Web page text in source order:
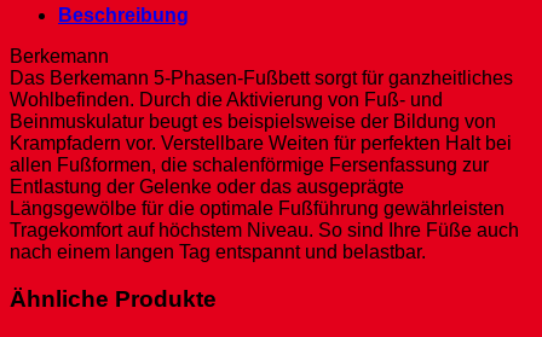
Beschreibung
Berkemann
Das Berkemann 5-Phasen-Fußbett sorgt für ganzheitliches
Wohlbefinden. Durch die Aktivierung von Fuß- und
Beinmuskulatur beugt es beispielsweise der Bildung von
Krampfadern vor. Verstellbare Weiten für perfekten Halt bei
allen Fußformen, die schalenförmige Fersenfassung zur
Entlastung der Gelenke oder das ausgeprägte
Längsgewölbe für die optimale Fußführung gewährleisten
Tragekomfort auf höchstem Niveau. So sind Ihre Füße auch
nach einem langen Tag entspannt und belastbar.
Ähnliche Produkte